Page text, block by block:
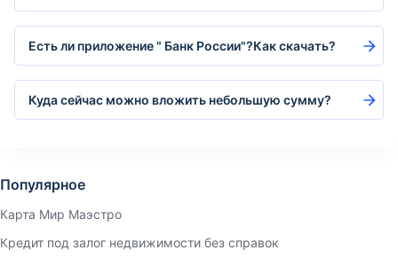
Есть ли приложение " Банк России"?Как скачать?
Куда сейчас можно вложить небольшую сумму?
Популярное
Карта Мир Маэстро
Кредит под залог недвижимости без справок